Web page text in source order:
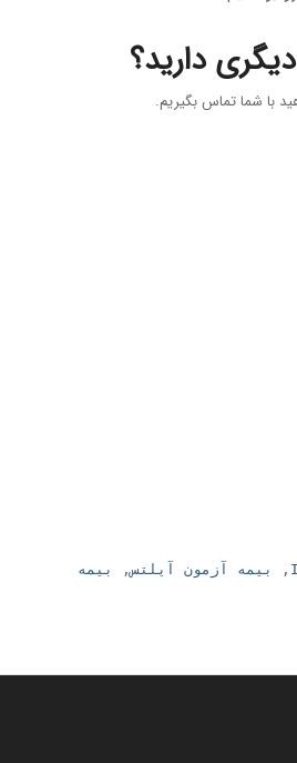
دارید؟
با شما تماس بگیریم.
, بیمه آزمون آیلتس,
بیمه